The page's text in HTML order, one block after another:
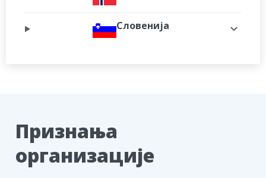
Словенија
Признања
организације